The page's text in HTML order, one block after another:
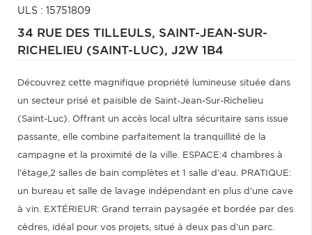
ULS : 15751809
34 RUE DES TILLEULS, SAINT-JEAN-SUR-
RICHELIEU (SAINT-LUC), J2W 1B4
Découvrez cette magnifique propriété lumineuse située dans
un secteur prisé et paisible de Saint-Jean-Sur-Richelieu
(Saint-Luc). Offrant un accès local ultra sécuritaire sans issue
passante, elle combine parfaitement la tranquillité de la
campagne et la proximité de la ville. ESPACE:4 chambres à
l'étage,2 salles de bain complètes et 1 salle d'eau. PRATIQUE:
un bureau et salle de lavage indépendant en plus d'une cave
à vin. EXTÉRIEUR: Grand terrain paysagée et bordée par des
cèdres, idéal pour vos projets, situé à deux pas d'un parc.